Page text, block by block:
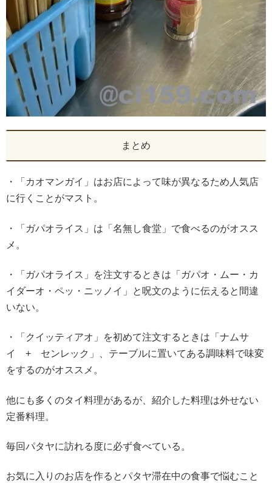
まとめ
・「カオマンガイ」はお店によって味が異なるため人気店
に行くことがマスト。
・「ガパオライス」は「名無し食堂」で食べるのがオスス
メ。
・「ガパオライス」を注文するときは「ガパオ・ムー・カ
イダーオ・ペッ・ニッノイ」と呪文のように伝えると間違
いない。
・「クイッティアオ」を初めて注文するときは「ナムサ
イ + センレック」、テーブルに置いてある調味料で味変
をするのがオススメ。
他にも多くのタイ料理があるが、紹介した料理は外せない
定番料理。
毎回パタヤに訪れる度に必ず食べている。
お気に入りのお店を作るとパタヤ滞在中の食事で悩むこと